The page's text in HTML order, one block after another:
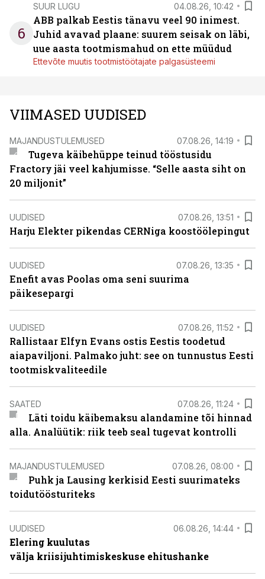
6
SUUR LUGU 04.08.26, 10:42
ABB palkab Eestis tänavu veel 90 inimest.
Juhid avavad plaane: suurem seisak on läbi,
uue aasta tootmismahud on ette müüdud
Ettevõte muutis tootmistöötajate palgasüsteemi
VIIMASED UUDISED
MAJANDUSTULEMUSED 07.08.26, 14:19
Tugeva käibehüppe teinud tööstusidu
Fractory jäi veel kahjumisse. “Selle aasta siht on
20 miljonit”
UUDISED 07.08.26, 13:51
Harju Elekter pikendas CERNiga koostöölepingut
UUDISED 07.08.26, 13:35
Enefit avas Poolas oma seni suurima
päikesepargi
UUDISED 07.08.26, 11:52
Rallistaar Elfyn Evans ostis Eestis toodetud
aiapaviljoni. Palmako juht: see on tunnustus Eesti
tootmiskvaliteedile
SAATED 07.08.26, 11:24
Läti toidu käibemaksu alandamine tõi hinnad
alla. Analüütik: riik teeb seal tugevat kontrolli
MAJANDUSTULEMUSED 07.08.26, 08:00
Puhk ja Lausing kerkisid Eesti suurimateks
toidutöösturiteks
UUDISED 06.08.26, 14:44
Elering kuulutas
välja kriisijuhtimiskeskuse ehitushanke